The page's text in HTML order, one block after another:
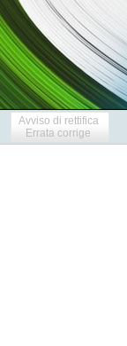
Avviso di rettifica
Errata corrige